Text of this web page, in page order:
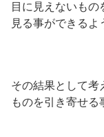
目に見えないも
見る事ができるよ
その結果として考
ものを引き寄せる